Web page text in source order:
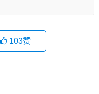
103赞